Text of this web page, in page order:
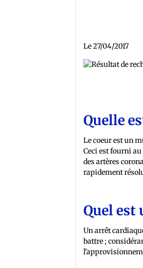
Le 27/04/2017
Quelle
Le coeur est un
Ceci est fourni
des artères
rapidement
Quel est
Un arrêt
battre ;